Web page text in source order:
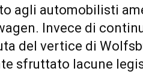
agli automobilisti
Invece di
del vertice di
sfruttato lacune